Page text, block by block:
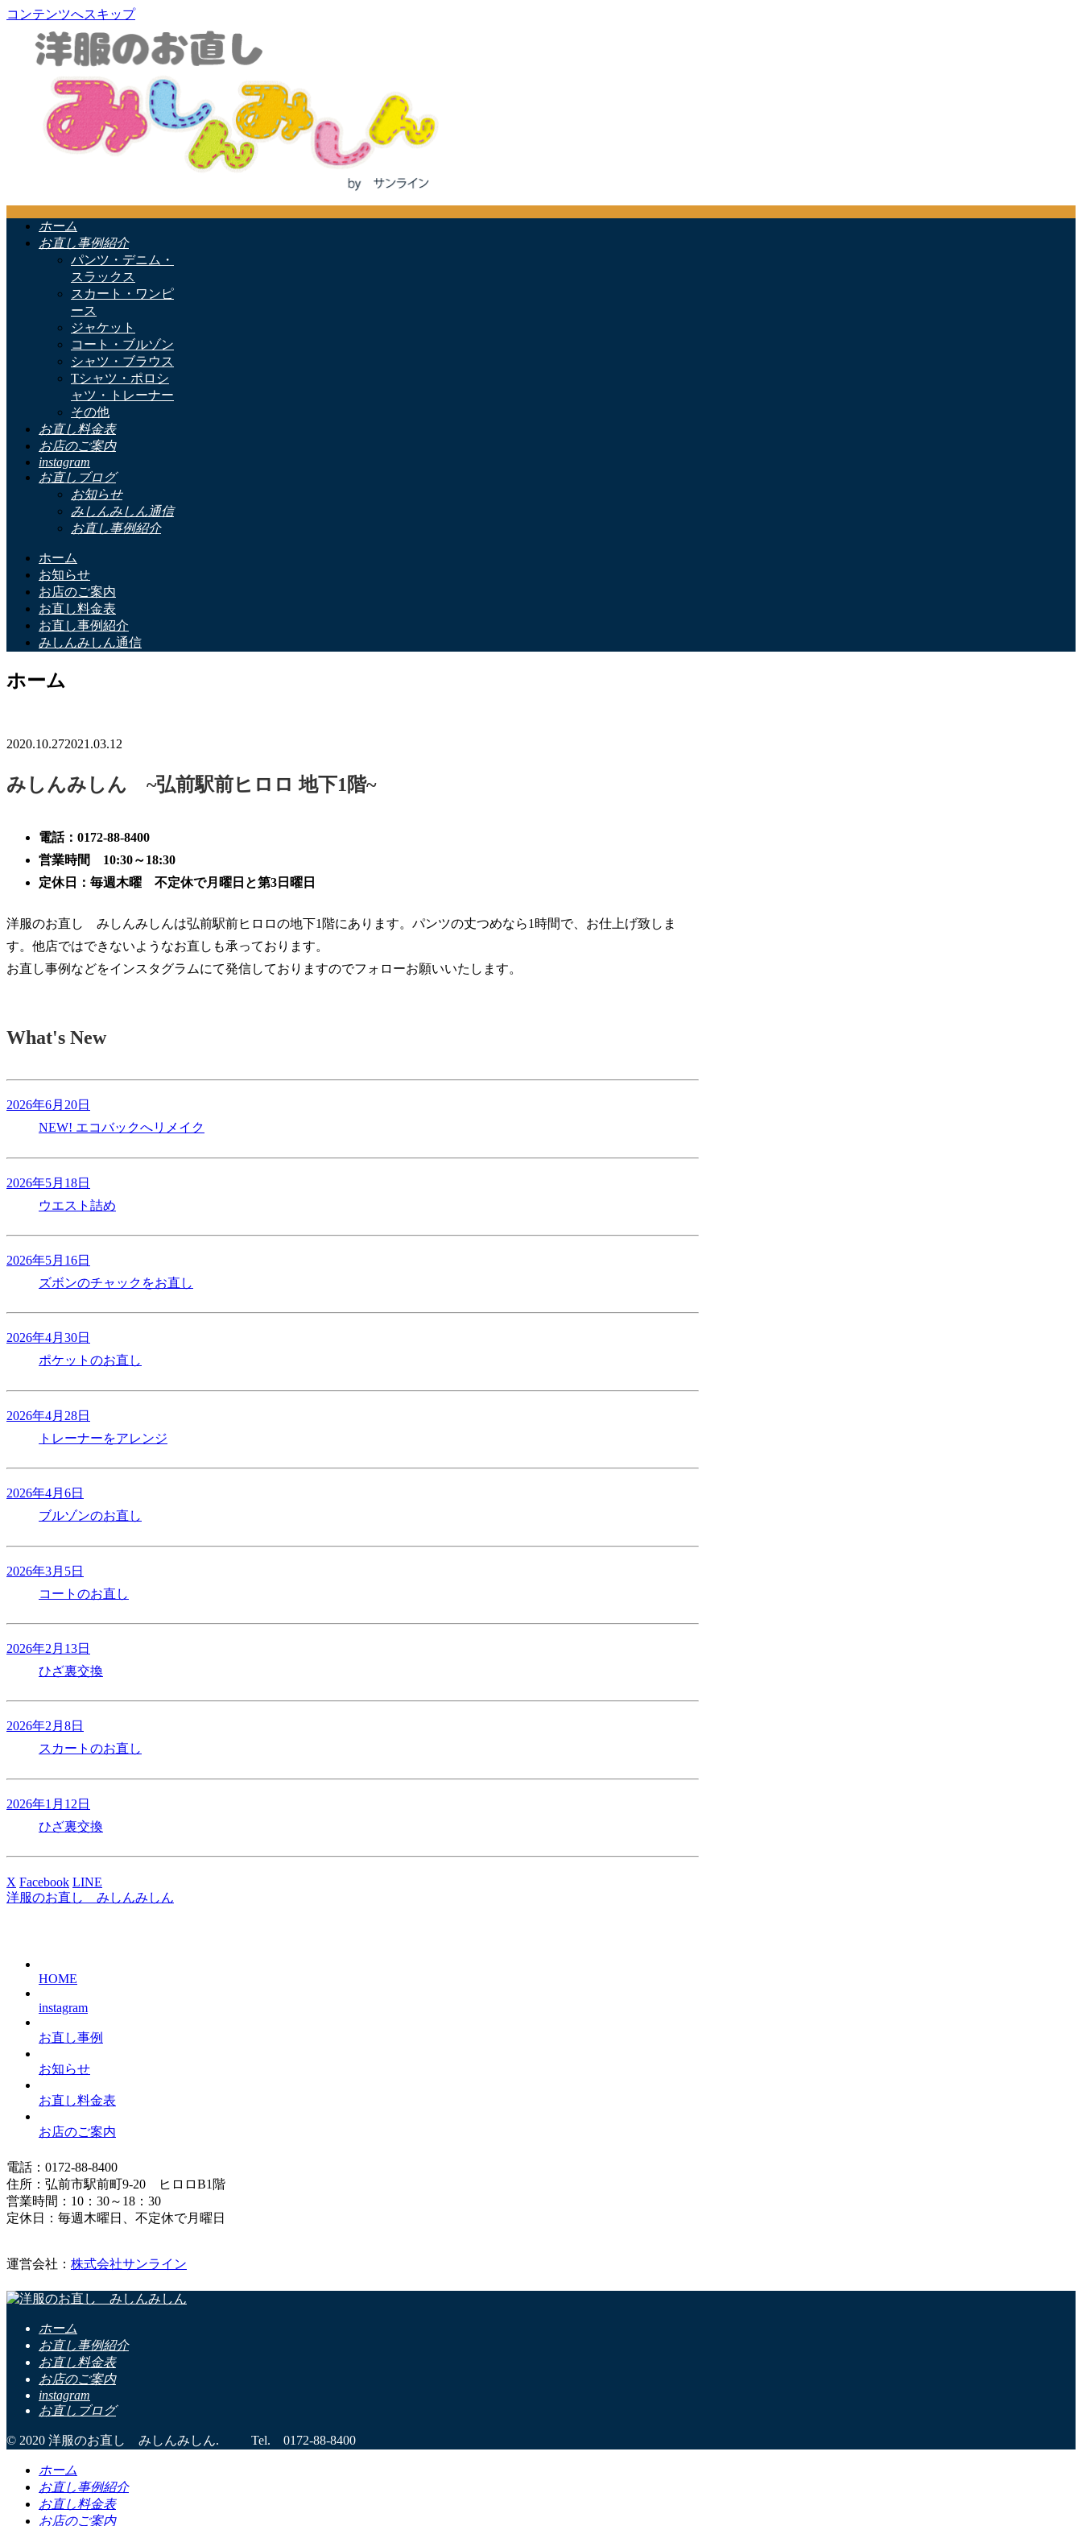
コンテンツへスキップ
ホーム
お直し事例紹介
パンツ・デニム・
スラックス
スカート・ワンピ
ース
ジャケット
コート・ブルゾン
シャツ・ブラウス
Tシャツ・ポロシ
ャツ・トレーナー
その他
お直し料金表
お店のご案内
instagram
お直しブログ
お知らせ
みしんみしん通信
お直し事例紹介
ホーム
お知らせ
お店のご案内
お直し料金表
お直し事例紹介
みしんみしん通信
ホーム
2020.10.272021.03.12
みしんみしん ~弘前駅前ヒロロ 地下1階~
電話：0172-88-8400
営業時間 10:30～18:30
定休日：毎週木曜 不定休で月曜日と第3日曜日
洋服のお直し みしんみしんは弘前駅前ヒロロの地下1階にあります。パンツの丈つめなら1時間で、お仕上げ致しま
す。他店ではできないようなお直しも承っております。
お直し事例などをインスタグラムにて発信しておりますのでフォローお願いいたします。
What's New
2026年6月20日
NEW! エコバックへリメイク
2026年5月18日
ウエスト詰め
2026年5月16日
ズボンのチャックをお直し
2026年4月30日
ポケットのお直し
2026年4月28日
トレーナーをアレンジ
2026年4月6日
ブルゾンのお直し
2026年3月5日
コートのお直し
2026年2月13日
ひざ裏交換
2026年2月8日
スカートのお直し
2026年1月12日
ひざ裏交換
X Facebook LINE
洋服のお直し みしんみしん
HOME
instagram
お直し事例
お知らせ
お直し料金表
お店のご案内
電話：0172-88-8400
住所：弘前市駅前町9-20 ヒロロB1階
営業時間：10：30～18：30
定休日：毎週木曜日、不定休で月曜日
運営会社： 株式会社サンライン
ホーム
お直し事例紹介
お直し料金表
お店のご案内
instagram
お直しブログ
© 2020 洋服のお直し みしんみしん. Tel. 0172-88-8400
ホーム
お直し事例紹介
お直し料金表
お店のご案内